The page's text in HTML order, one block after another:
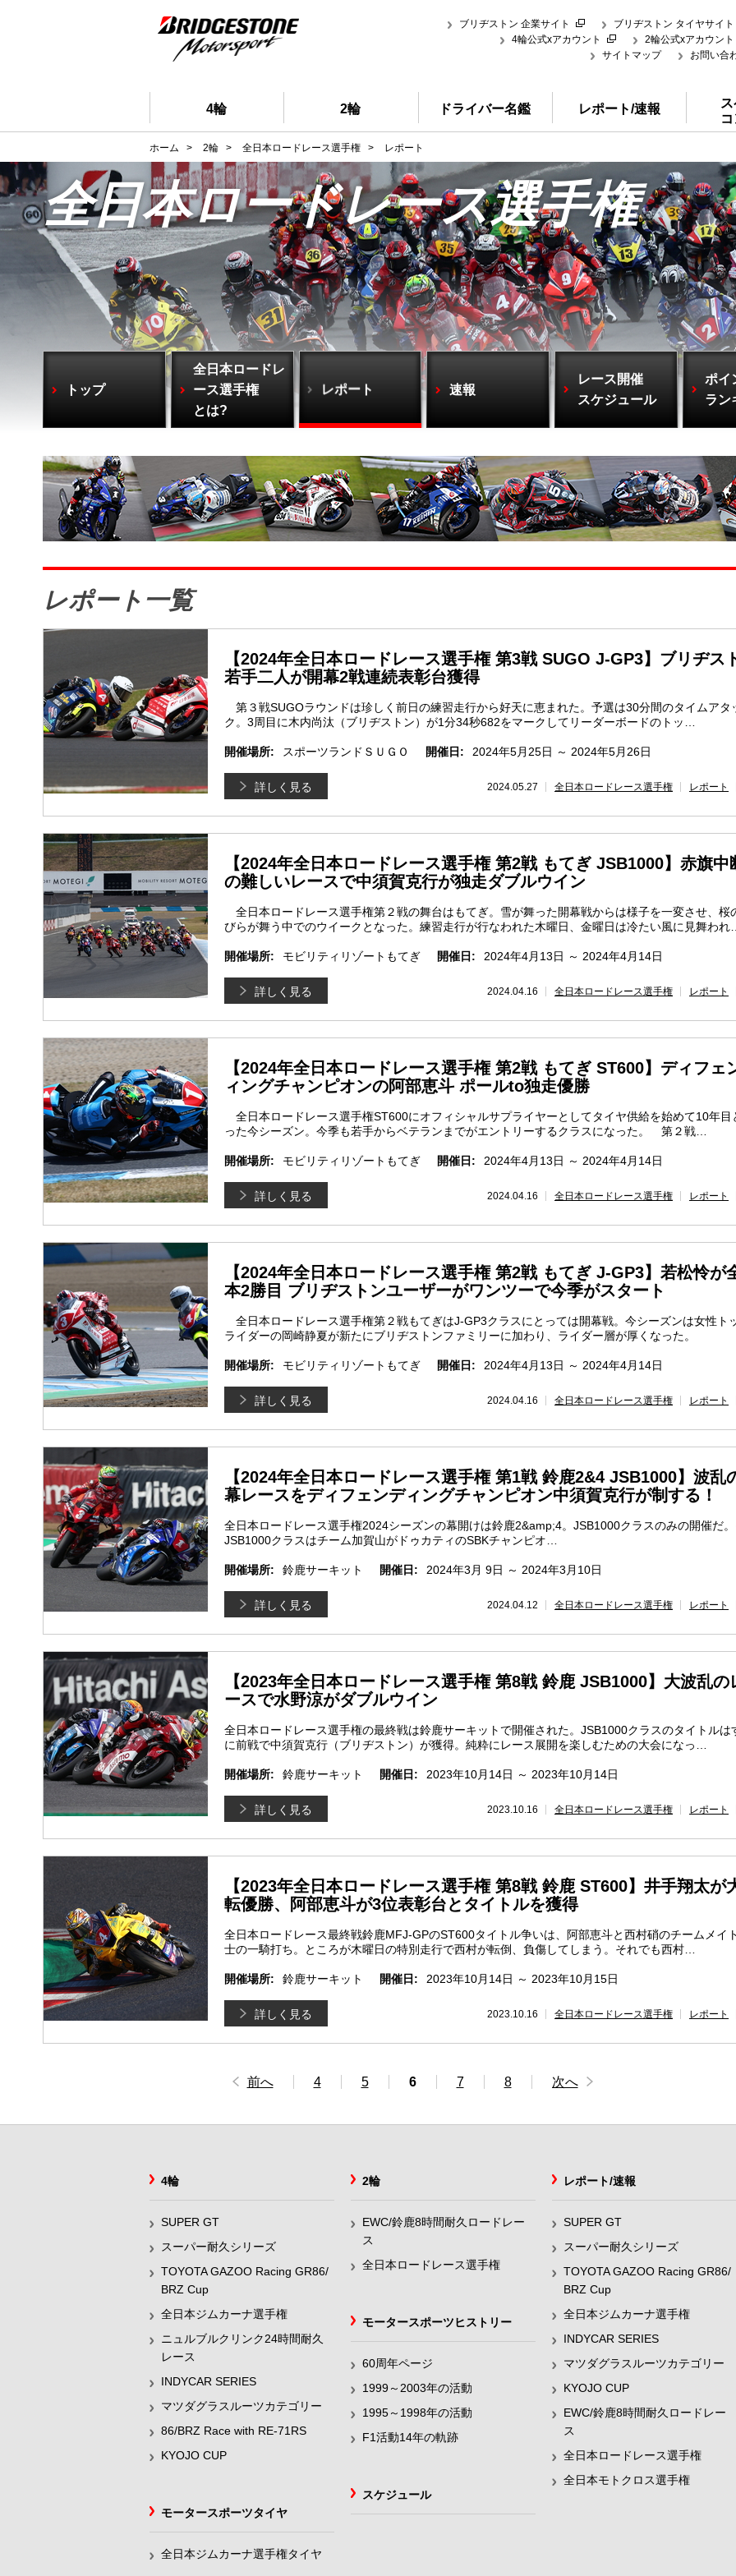
ブリヂストン 企業サイト
ブリヂストン タイヤサイト
4輪公式xアカウント
2輪公式xアカウント
サイトマップ
お問い合
4輪 2輪 ドライバー名鑑 レポート/速報
ホーム > 2輪 > 全日本ロードレース選手権 > レポート
全日本ロードレース選手権
トップ
全日本ロードレ
ース選手権
とは?
レポート 速報
レース開催
スケジュール
ポイ
ラン
レポート一覧
【2024年全日本ロードレース選手権 第3戦 SUGO J-GP3】ブリヂス
若手二人が開幕2戦連続表彰台獲得
第３戦SUGOラウンドは珍しく前日の練習走行から好天に恵まれた。予選は30分間のタイムアタ
ク。3周目に木内尚汰（ブリヂストン）が1分34秒682をマークしてリーダーボードのトッ…
開催場所: スポーツランドＳＵＧＯ 開催日: 2024年5月25日 ～ 2024年5月26日
2024.05.27 全日本ロードレース選手権 レポート
詳しく見る
【2024年全日本ロードレース選手権 第2戦 もてぎ JSB1000】赤旗中
の難しいレースで中須賀克行が独走ダブルウイン
全日本ロードレース選手権第２戦の舞台はもてぎ。雪が舞った開幕戦からは様子を一変させ、桜
びらが舞う中でのウイークとなった。練習走行が行なわれた木曜日、金曜日は冷たい風に見舞われ…
開催場所: モビリティリゾートもてぎ 開催日: 2024年4月13日 ～ 2024年4月14日
2024.04.16 全日本ロードレース選手権 レポート
詳しく見る
【2024年全日本ロードレース選手権 第2戦 もてぎ ST600】ディフェ
ィングチャンピオンの阿部恵斗 ポールto独走優勝
全日本ロードレース選手権ST600にオフィシャルサプライヤーとしてタイヤ供給を始めて10年目
った今シーズン。今季も若手からベテランまでがエントリーするクラスになった。 第２戦…
開催場所: モビリティリゾートもてぎ 開催日: 2024年4月13日 ～ 2024年4月14日
2024.04.16 全日本ロードレース選手権 レポート
詳しく見る
【2024年全日本ロードレース選手権 第2戦 もてぎ J-GP3】若松怜が
本2勝目 ブリヂストンユーザーがワンツーで今季がスタート
全日本ロードレース選手権第２戦もてぎはJ-GP3クラスにとっては開幕戦。今シーズンは女性ト
ライダーの岡崎静夏が新たにブリヂストンファミリーに加わり、ライダー層が厚くなった。
開催場所: モビリティリゾートもてぎ 開催日: 2024年4月13日 ～ 2024年4月14日
2024.04.16 全日本ロードレース選手権 レポート
詳しく見る
【2024年全日本ロードレース選手権 第1戦 鈴鹿2&4 JSB1000】波乱
幕レースをディフェンディングチャンピオン中須賀克行が制する！
全日本ロードレース選手権2024シーズンの幕開けは鈴鹿2&amp;4。JSB1000クラスのみの開催だ
JSB1000クラスはチーム加賀山がドゥカティのSBKチャンピオ…
開催場所: 鈴鹿サーキット 開催日: 2024年3月 9日 ～ 2024年3月10日
2024.04.12 全日本ロードレース選手権 レポート
詳しく見る
【2023年全日本ロードレース選手権 第8戦 鈴鹿 JSB1000】大波乱の
ースで水野涼がダブルウイン
全日本ロードレース選手権の最終戦は鈴鹿サーキットで開催された。JSB1000クラスのタイトルは
に前戦で中須賀克行（ブリヂストン）が獲得。純粋にレース展開を楽しむための大会になっ…
開催場所: 鈴鹿サーキット 開催日: 2023年10月14日 ～ 2023年10月14日
2023.10.16 全日本ロードレース選手権 レポート
詳しく見る
【2023年全日本ロードレース選手権 第8戦 鈴鹿 ST600】井手翔太が
転優勝、阿部恵斗が3位表彰台とタイトルを獲得
全日本ロードレース最終戦鈴鹿MFJ-GPのST600タイトル争いは、阿部恵斗と西村硝のチームメイ
士の一騎打ち。ところが木曜日の特別走行で西村が転倒、負傷してしまう。それでも西村…
開催場所: 鈴鹿サーキット 開催日: 2023年10月14日 ～ 2023年10月15日
2023.10.16 全日本ロードレース選手権 レポート
詳しく見る
前へ 4 5 6 7 8 次へ
4輪
SUPER GT
スーパー耐久シリーズ
TOYOTA GAZOO Racing GR86/
BRZ Cup
全日本ジムカーナ選手権
ニュルブルクリンク24時間耐久
レース
INDYCAR SERIES
マツダグラスルーツカテゴリー
86/BRZ Race with RE-71RS
KYOJO CUP
2輪
EWC/鈴鹿8時間耐久ロードレー
ス
全日本ロードレース選手権
レポート/速報
SUPER GT
スーパー耐久シリーズ
TOYOTA GAZOO Racing GR86/
BRZ Cup
全日本ジムカーナ選手権
INDYCAR SERIES
マツダグラスルーツカテゴリー
KYOJO CUP
EWC/鈴鹿8時間耐久ロードレー
ス
全日本ロードレース選手権
全日本モトクロス選手権
モータースポーツヒストリー
60周年ページ
1999～2003年の活動
1995～1998年の活動
F1活動14年の軌跡
スケジュール
モータースポーツタイヤ
全日本ジムカーナ選手権タイヤ